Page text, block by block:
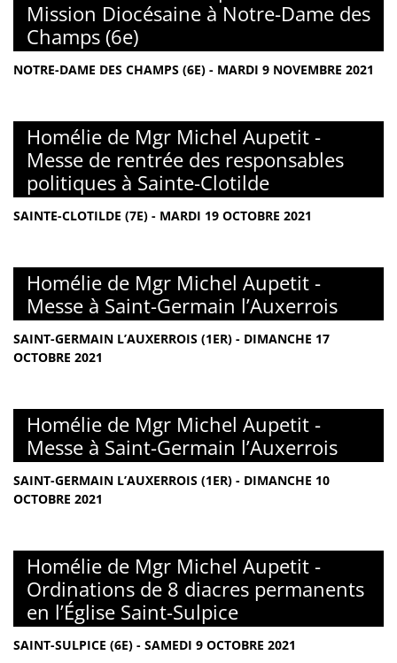
Mission Diocésaine à Notre-Dame des
Champs (6e)
NOTRE-DAME DES CHAMPS (6E) - MARDI 9 NOVEMBRE 2021
Homélie de Mgr Michel Aupetit -
Messe de rentrée des responsables
politiques à Sainte-Clotilde
SAINTE-CLOTILDE (7E) - MARDI 19 OCTOBRE 2021
Homélie de Mgr Michel Aupetit -
Messe à Saint-Germain l’Auxerrois
SAINT-GERMAIN L’AUXERROIS (1ER) - DIMANCHE 17
OCTOBRE 2021
Homélie de Mgr Michel Aupetit -
Messe à Saint-Germain l’Auxerrois
SAINT-GERMAIN L’AUXERROIS (1ER) - DIMANCHE 10
OCTOBRE 2021
Homélie de Mgr Michel Aupetit -
Ordinations de 8 diacres permanents
en l’Église Saint-Sulpice
SAINT-SULPICE (6E) - SAMEDI 9 OCTOBRE 2021